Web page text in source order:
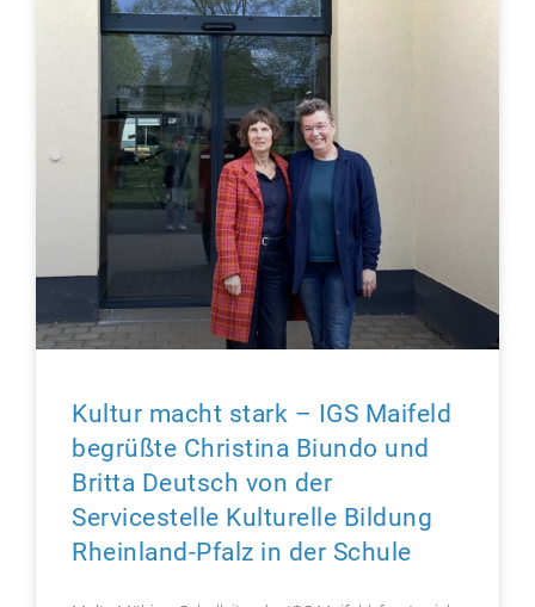
Kultur macht stark – IGS Maifeld
begrüßte Christina Biundo und
Britta Deutsch von der
Servicestelle Kulturelle Bildung
Rheinland-Pfalz in der Schule